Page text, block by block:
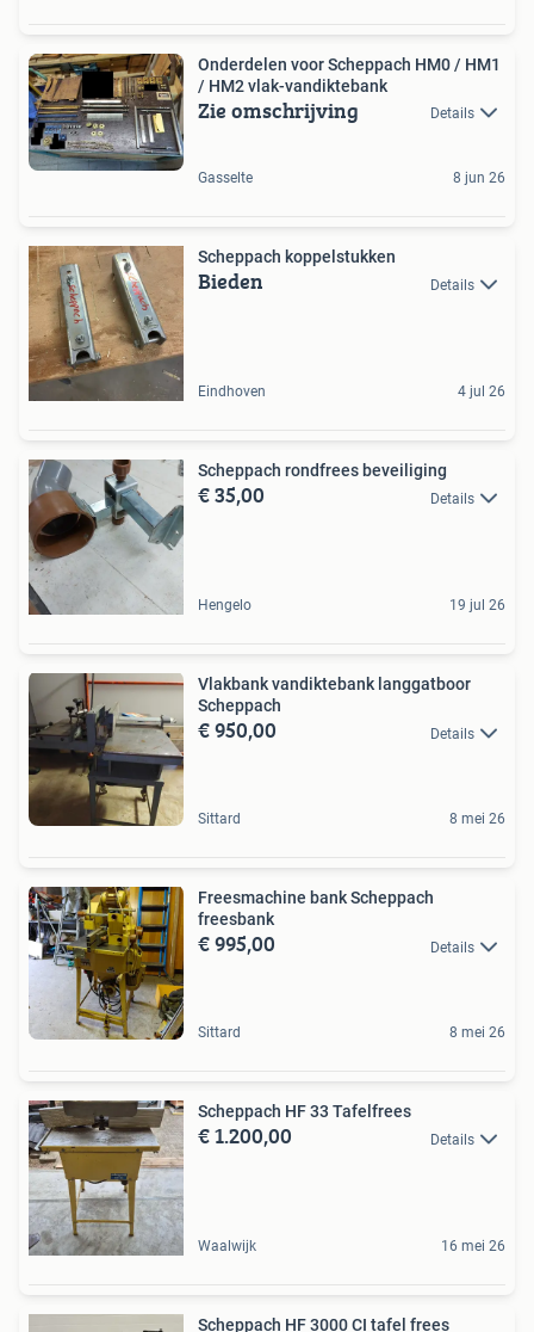
Onderdelen voor Scheppach HM0 / HM1
/ HM2 vlak-vandiktebank
Zie omschrijving Details
Gasselte 8 jun 26
Scheppach koppelstukken
Bieden Details
Eindhoven 4 jul 26
Scheppach rondfrees beveiliging
€ 35,00 Details
Hengelo 19 jul 26
Vlakbank vandiktebank langgatboor
Scheppach
€ 950,00 Details
Sittard 8 mei 26
Freesmachine bank Scheppach
freesbank
€ 995,00 Details
Sittard 8 mei 26
Scheppach HF 33 Tafelfrees
€ 1.200,00 Details
Waalwijk 16 mei 26
Scheppach HF 3000 CI tafel frees